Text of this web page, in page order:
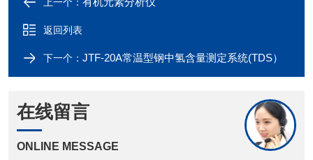
返回列表
下一个： JTF-20A常温型钢中氢含量测定系统(TDS）
在线留言
ONLINE MESSAGE